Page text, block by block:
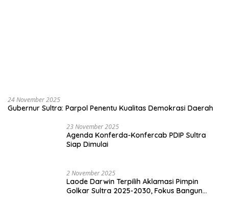
24 November 2025
Gubernur Sultra: Parpol Penentu Kualitas Demokrasi Daerah
23 November 2025
Agenda Konferda-Konfercab PDIP Sultra
Siap Dimulai
2 November 2025
Laode Darwin Terpilih Aklamasi Pimpin
Golkar Sultra 2025-2030, Fokus Bangun